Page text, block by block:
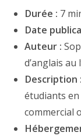
Durée : 7
Date
Auteur :
d’anglais
Description :
étudiants
commercial